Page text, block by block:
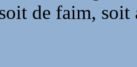
de faim, soit